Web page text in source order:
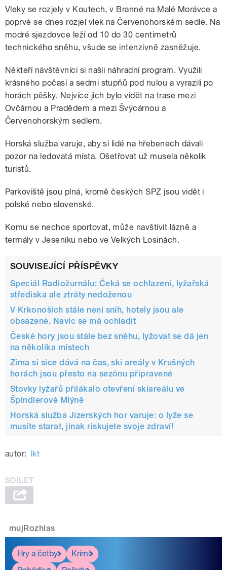
sedle mluví Lenka Kratochvílová
pause
obležení turistů. O situaci na
Červenohorském sedle
mluví Lenka
Vleky se rozjely v Koutech, v Branné na Malé Morávce a
poprvé se dnes rozjel vlek na Červenohorském sedle. Na
modré sjezdovce leží od 10 do 30 centimetrů
technického sněhu, všude se intenzivně zasněžuje.
Někteří návštěvníci si našli náhradní program. Využili
krásného počasí a sedmi stupňů pod nulou a vyrazili po
horách pěšky. Nejvíce jich bylo vidět na trase mezi
Ovčárnou a Pradědem a mezi Švýcárnou a
Červenohorským sedlem.
Horská služba varuje, aby si lidé na hřebenech dávali
pozor na ledovatá místa. Ošetřovat už musela několik
turistů.
Parkoviště jsou plná, kromě českých SPZ jsou vidět i
polské nebo slovenské.
Komu se nechce sportovat, může navštívit lázně a
termály v Jeseníku nebo ve Velkých Losinách.
SOUVISEJÍCÍ PŘÍSPĚVKY
Speciál Radiožurnálu: Čeká se ochlazení, lyžařská
střediska ale ztráty nedoženou
V Krkonoších stále není sníh, hotely jsou ale
obsazené. Navíc se má ochladit
České hory jsou stále bez sněhu, lyžovat se dá jen
na několika místech
Zima si sice dává na čas, ski areály v Krušných
horách jsou přesto na sezónu připravené
Stovky lyžařů přilákalo otevření skiareálu ve
Špindlerově Mlýně
Horská služba Jizerských hor varuje: o lyže se
musíte starat, jinak riskujete svoje zdraví!
autor: lkt
mujRozhlas
Hry a četby
Krimi